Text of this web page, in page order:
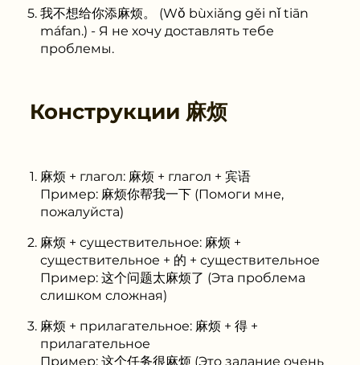
我不想给你添麻烦。 (Wǒ bùxiǎng gěi nǐ tiān
máfan.) - Я не хочу доставлять тебе
проблемы.
Конструкции 麻烦
麻烦 + глагол: 麻烦 + глагол + 宾语
Пример: 麻烦你帮我一下 (Помоги мне,
пожалуйста)
麻烦 + существительное: 麻烦 +
существительное + 的 + существительное
Пример: 这个问题太麻烦了 (Эта проблема
слишком сложная)
麻烦 + прилагательное: 麻烦 + 得 +
прилагательное
Пример: 这个任务很麻烦 (Это задание очень